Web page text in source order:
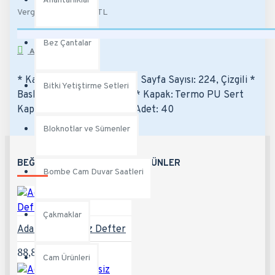
Bez Çantalar
Bitki Yetiştirme Setleri
Bloknotlar ve Sümenler
Bombe Cam Duvar Saatleri
Çakmaklar
Cam Ürünleri
Vergiler Hariç: 112,00TL
AÇIKLAMA
* Kağıt: 80gr. Ivory Krem * Sayfa Sayısı: 224, Çizgili *
Baskı: Gofre, Dijital, Lazer * Kapak: Termo PU Sert
Kapak * Metal Toka * Koli Adet: 40
BEĞENEBILECEĞINIZ DIĞER ÜRÜNLER
Adalar-K Tarihsiz Defter
88,80TL